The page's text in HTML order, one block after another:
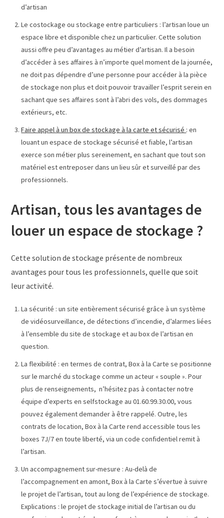
d’artisan
Le costockage ou stockage entre particuliers : l’artisan loue un
espace libre et disponible chez un particulier. Cette solution
aussi offre peu d’avantages au métier d’artisan. Il a besoin
d’accéder à ses affaires à n’importe quel moment de la journée,
ne doit pas dépendre d’une personne pour accéder à la pièce
de stockage non plus et doit pouvoir travailler l’esprit serein en
sachant que ses affaires sont à l’abri des vols, des dommages
extérieurs, etc.
Faire appel à un box de stockage à la carte et sécurisé : en
louant un espace de stockage sécurisé et fiable, l’artisan
exerce son métier plus sereinement, en sachant que tout son
matériel est entreposer dans un lieu sûr et surveillé par des
professionnels.
Artisan, tous les avantages de
louer un espace de stockage ?
Cette solution de stockage présente de nombreux
avantages pour tous les professionnels, quelle que soit
leur activité.
La sécurité : un site entièrement sécurisé grâce à un système
de vidéosurveillance, de détections d’incendie, d’alarmes liées
à l’ensemble du site de stockage et au box de l’artisan en
question.
La flexibilité : en termes de contrat, Box à la Carte se positionne
sur le marché du stockage comme un acteur « souple ». Pour
plus de renseignements, n’hésitez pas à contacter notre
équipe d’experts en selfstockage au 01.60.99.30.00, vous
pouvez également demander à être rappelé. Outre, les
contrats de location, Box à la Carte rend accessible tous les
boxes 7J/7 en toute liberté, via un code confidentiel remit à
l’artisan.
Un accompagnement sur-mesure : Au-delà de
l’accompagnement en amont, Box à la Carte s’évertue à suivre
le projet de l’artisan, tout au long de l’expérience de stockage.
Explications : le projet de stockage initial de l’artisan ou du